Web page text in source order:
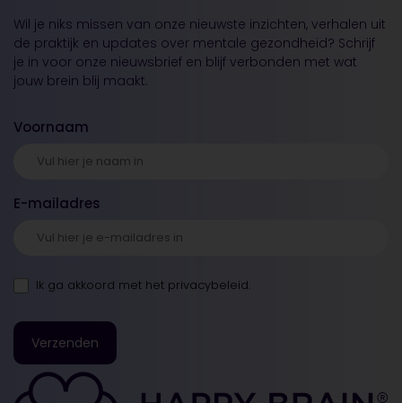
Wil je niks missen van onze nieuwste inzichten, verhalen uit
de praktijk en updates over mentale gezondheid? Schrijf
je in voor onze nieuwsbrief en blijf verbonden met wat
jouw brein blij maakt.
Voornaam
E-mailadres
Ik ga akkoord met het privacybeleid.